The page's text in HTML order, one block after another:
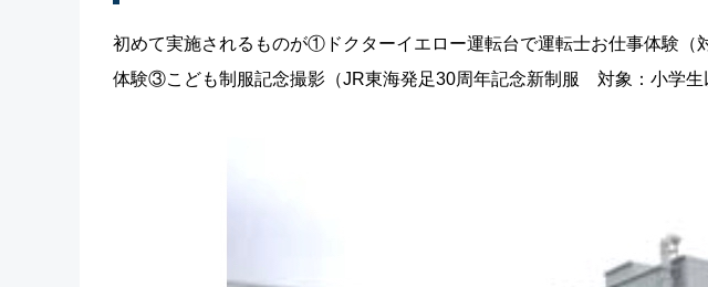
初めて実施されるものが①ドクターイエロー運転台で運転士お仕事体験
体験③こども制服記念撮影（JR東海発足30周年記念新制服 対象：小学生